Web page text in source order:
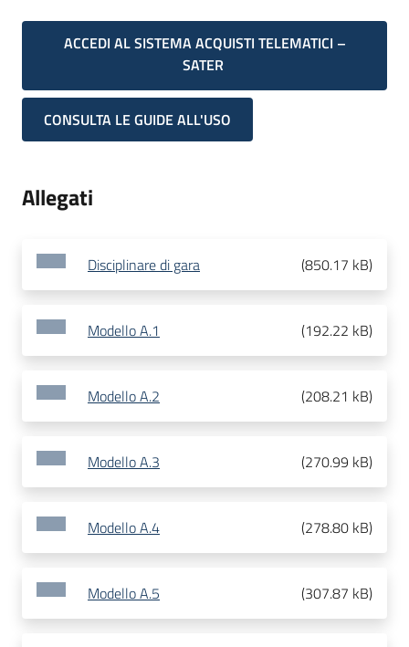
ACCEDI AL SISTEMA ACQUISTI TELEMATICI –
SATER
CONSULTA LE GUIDE ALL'USO
Allegati
Disciplinare di gara (850.17 kB)
Modello A.1 (192.22 kB)
Modello A.2 (208.21 kB)
Modello A.3 (270.99 kB)
Modello A.4 (278.80 kB)
Modello A.5 (307.87 kB)